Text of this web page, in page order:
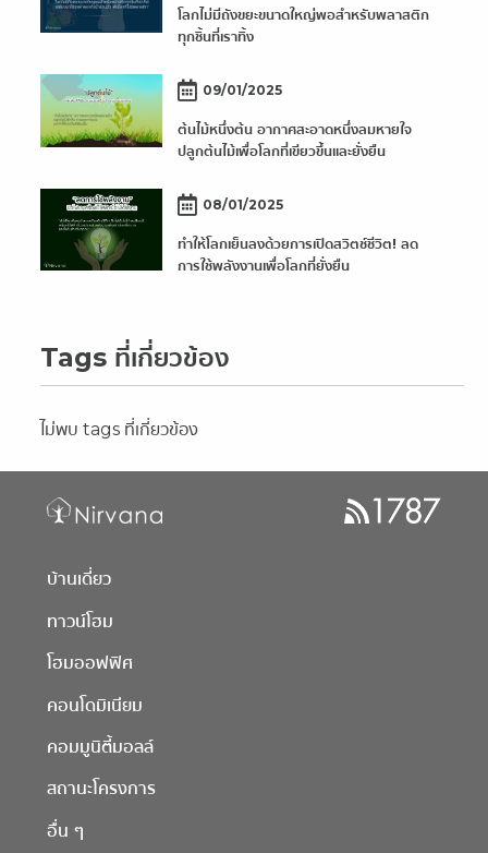
โลกไม่มีถังขยะขนาดใหญ่พอสำหรับพลาสติก
ทุกชิ้นที่เราทิ้ง
09/01/2025
ต้นไม้หนึ่งต้น อากาศสะอาดหนึ่งลมหายใจ
ปลูกต้นไม้เพื่อโลกที่เขียวขึ้นและยั่งยืน
08/01/2025
ทำให้โลกเย็นลงด้วยการเปิดสวิตช์ชีวิต! ลด
การใช้พลังงานเพื่อโลกที่ยั่งยืน
Tags ที่เกี่ยวข้อง
ไม่พบ tags ที่เกี่ยวข้อง
บ้านเดี่ยว
ทาวน์โฮม
โฮมออฟฟิศ
คอนโดมิเนียม
คอมมูนิตี้มอลล์
สถานะโครงการ
อื่น ๆ